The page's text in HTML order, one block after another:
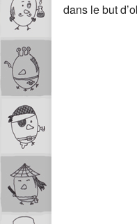
dans le but